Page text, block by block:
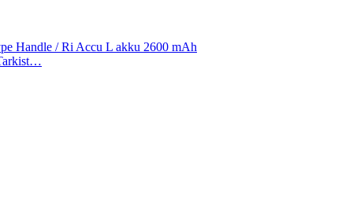
Handle / Ri Accu L akku 2600 mAh